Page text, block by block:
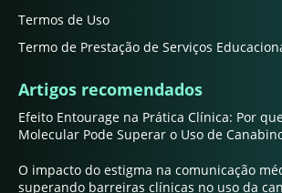
Termos de Uso
Termo de Prestação de Serviços
Artigos recomendados
Efeito Entourage na Prática Clínica: Por
Molecular Pode Superar o Uso de
O impacto do estigma na comunicação
superando barreiras clínicas no uso da